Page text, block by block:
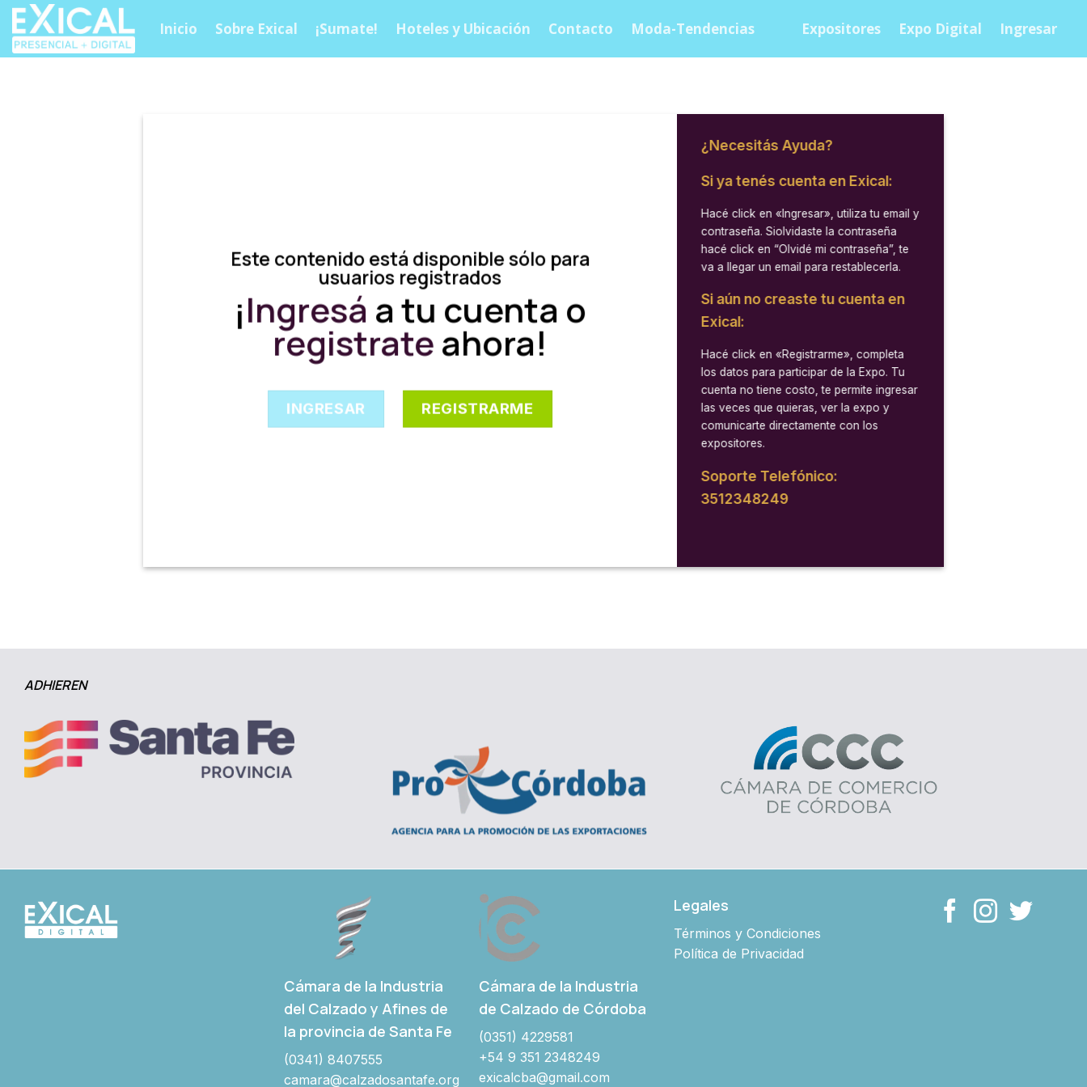
Skip
content
Inicio Sobre Exical ¡Sumate! Hoteles y Ubicación Contacto Moda-Tendencias Expositores Expo Digital Ingresar
Este contenido está disponible sólo para
usuarios registrados
¡Ingresá a tu cuenta o
registrateahora!
INGRESAR REGISTRARME
¿Necesitás Ayuda?
Si ya tenés cuenta en Exical:
Hacé click en «Ingresar», utiliza tu email y
contraseña. Siolvidaste la contraseña
hacé click en “Olvidé mi contraseña”, te
va a llegar un email para restablecerla.
Si aún no creaste tu cuenta en
Exical:
Hacé click en «Registrarme», completa
los datos para participar de la Expo. Tu
cuenta no tiene costo, te permite ingresar
las veces que quieras, ver la expo y
comunicarte directamente con los
expositores.
Soporte Telefónico:
3512348249
ADHIEREN
Cámara de la Industria
del Calzado y Afines de
la provincia de Santa Fe
(0341) 8407555
camara@calzadosantafe.org
Cámara de la Industria
de Calzado de Córdoba
(0351) 4229581
+54 9 351 2348249
exicalcba@gmail.com
Legales
Términos y Condiciones
Política de Privacidad